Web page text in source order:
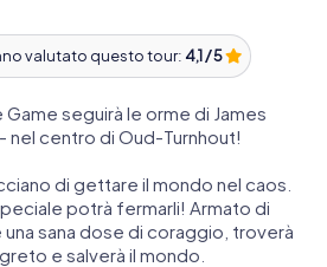
valutato questo tour: 4,1 / 5
seguirà le orme di James
nel centro di Oud-Turnhout!
di gettare il mondo nel caos.
potrà fermarli! Armato di
sana dose di coraggio, troverà
e salverà il mondo.